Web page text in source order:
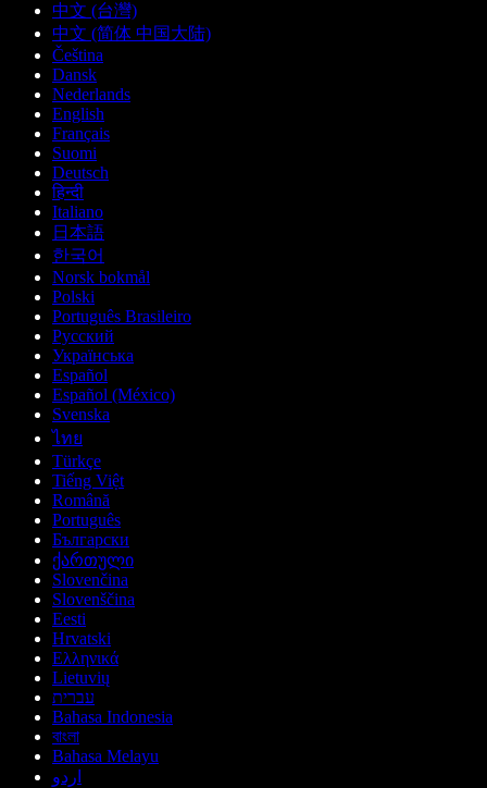
中文 (台灣)
中文 (简体 中国大陆)
Čeština
Dansk
Nederlands
English
Français
Suomi
Deutsch
हिन्दी
Italiano
日本語
한국어
Norsk bokmål
Polski
Português Brasileiro
Русский
Українська
Español
Español (México)
Svenska
ไทย
Türkçe
Tiếng Việt
Română
Português
Български
ქართული
Slovenčina
Slovenščina
Eesti
Hrvatski
Ελληνικά
Lietuvių
עברית
Bahasa Indonesia
বাংলা
Bahasa Melayu
اردو